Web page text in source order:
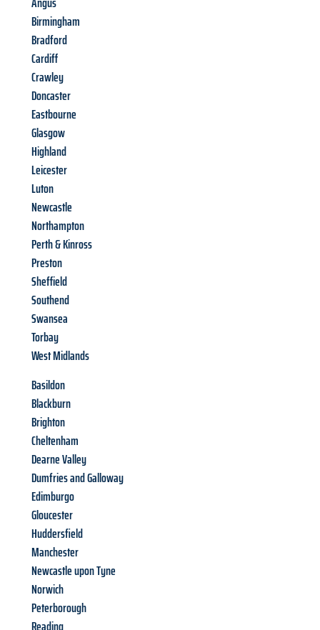
Birmingham
Bradford
Cardiff
Crawley
Doncaster
Eastbourne
Glasgow
Highland
Leicester
Luton
Newcastle
Northampton
Perth & Kinross
Preston
Sheffield
Southend
Swansea
Torbay
West Midlands
Basildon
Blackburn
Brighton
Cheltenham
Dearne Valley
Dumfries and Galloway
Edimburgo
Gloucester
Huddersfield
Manchester
Newcastle upon Tyne
Norwich
Peterborough